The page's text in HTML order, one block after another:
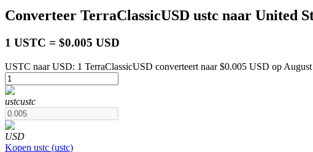
USDT-futures
Futures met USDT als onderpand
Converteer TerraClassicUSD ustc naar United
1 USTC = $0.005 USD
USTC naar USD: 1 TerraClassicUSD converteert naar $0.005 USD op
ustcustc
USD
Kopen ustc (ustc)